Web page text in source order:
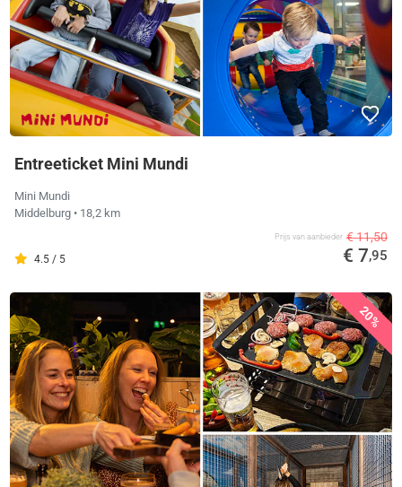
Entreeticket Mini Mundi
Mini Mundi
Middelburg • 18,2 km
4.5 / 5
Prijs van aanbieder € 11,50
€ 7,95
20%